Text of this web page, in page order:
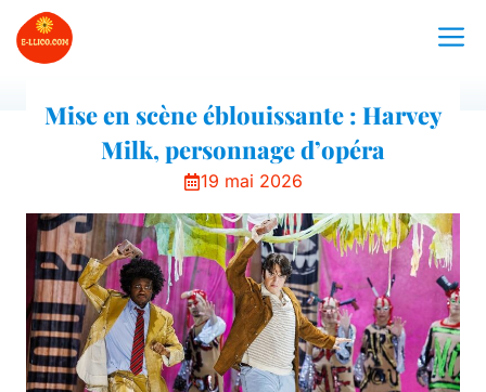
Aller
au
Mise en scène éblouissante : Harvey
Milk, personnage d’opéra
19 mai 2026